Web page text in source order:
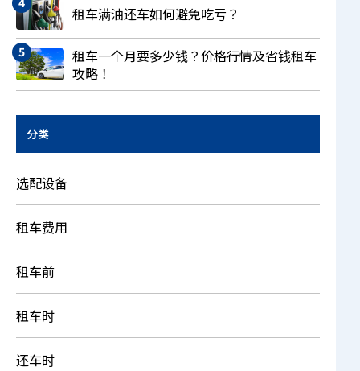
租车满油还车如何避免吃亏？
租车一个月要多少钱？价格行情及省钱租车
攻略！
分类
选配设备
租车费用
租车前
租车时
还车时